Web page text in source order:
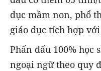
dục mầm non, phổ
giáo dục tích hợp
Phấn đấu 100%
ngoại ngữ theo quy